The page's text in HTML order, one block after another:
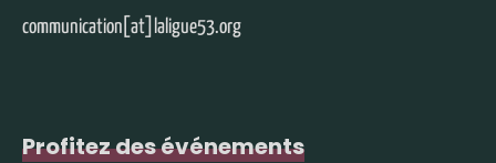
communication[at]laligue53.org
Profitez des événements